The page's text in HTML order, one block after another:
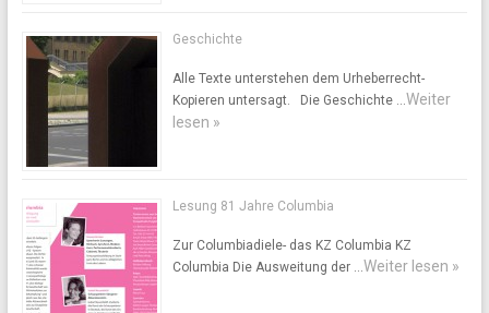
Geschichte
Alle Texte unterstehen dem Urheberrecht-
Kopieren untersagt. Die Geschichte …Weiter
lesen »
Lesung 81 Jahre Columbia
Zur Columbiadiele- das KZ Columbia KZ
Columbia Die Ausweitung der …Weiter lesen »